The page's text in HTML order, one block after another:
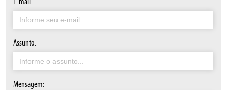
Assunto:
Mensagem: